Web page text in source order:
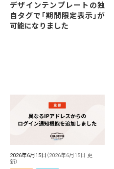
デザインテンプレートの独
自タグで「期間限定表示」が
可能になりました
2026年6月15日 （2026年6月15日 更
新）